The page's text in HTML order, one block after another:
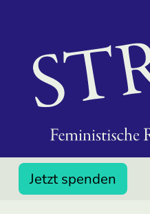
Jetzt spenden